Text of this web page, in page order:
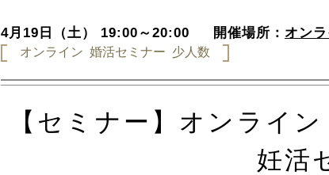
4月19日（土） 19:00～20:00 開催場所： オン
オンライン 婚活セミナー 少人数
【セミナー】オンライ
妊活